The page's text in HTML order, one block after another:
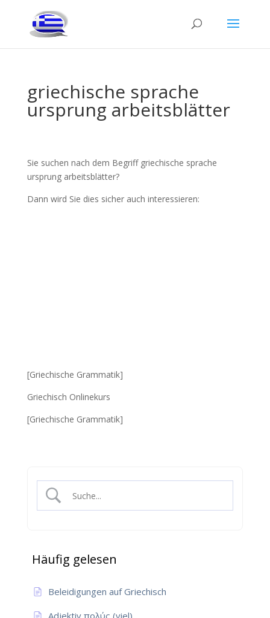
griechische sprache
ursprung arbeitsblätter
Sie suchen nach dem Begriff griechische sprache
ursprung arbeitsblätter?
Dann wird Sie dies sicher auch interessieren:
[Griechische Grammatik]
Griechisch Onlinekurs
[Griechische Grammatik]
Häufig gelesen
Beleidigungen auf Griechisch
Adjektiv πολύς (viel)